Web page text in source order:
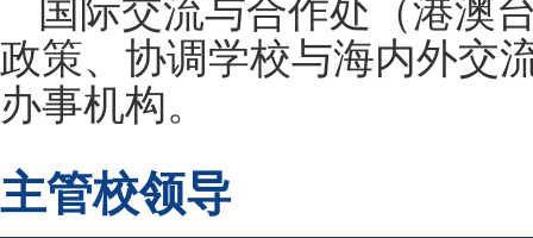
国际交流与合作处（港澳
政策、协调学校与海内外交
办事机构。
主管校领导